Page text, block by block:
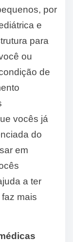
por
e
para
ou
de
vocês já
do
em
a ter
mais